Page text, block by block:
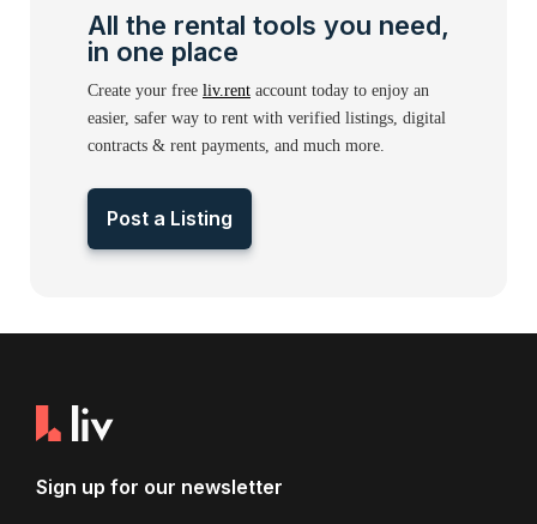
All the rental tools you need,
in one place
Create your free liv.rent account today to enjoy an
easier, safer way to rent with verified listings, digital
contracts & rent payments, and much more.
Post a Listing
Sign up for our newsletter